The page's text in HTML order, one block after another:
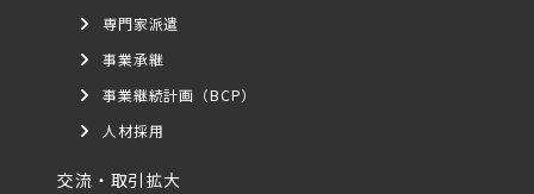
専門家派遣
事業承継
事業継続計画（BCP）
人材採用
交流・取引拡大